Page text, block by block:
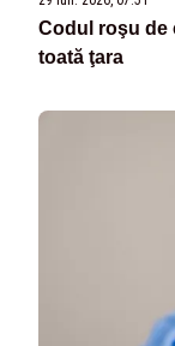
Codul roşu de
toată ţara